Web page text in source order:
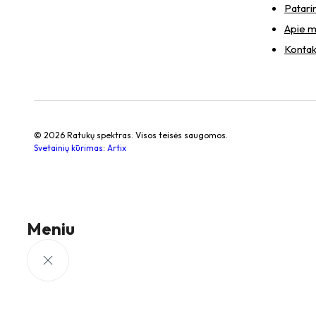
Apie
© 2026 Ratukų spektras. Visos teisės saugomos.
Svetainių kūrimas: Artix
Meniu